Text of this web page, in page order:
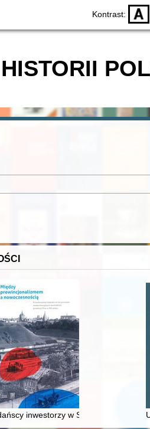
Kontrast: D
inwestorzy w Sopocie : prestiż